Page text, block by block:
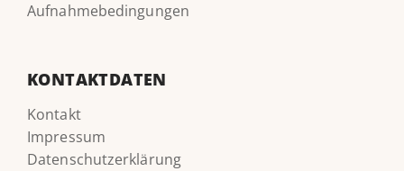
Aufnahmebedingungen
KONTAKTDATEN
Kontakt
Impressum
Datenschutzerklärung